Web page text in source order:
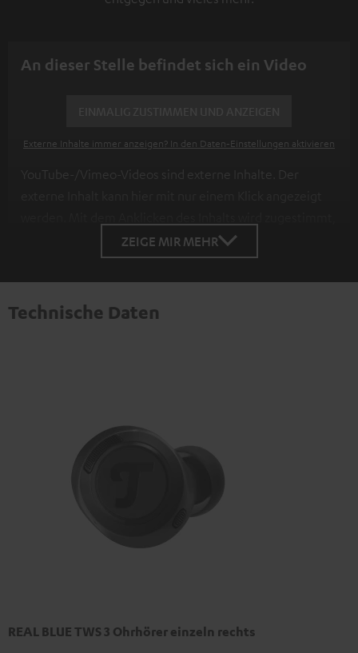
An dieser Stelle befindet sich ein Video
Externe Inhalte immer anzeigen? In den Daten‑Einstellungen aktivieren
YouTube-/Vimeo-Videos sind externe Inhalte. Der
dass externe Inhalte angezeigt werden. Dabei können
personenbezogene Daten an Drittplattformen
übermittelt werden.Weitere Informationen sind in der
Datenschutzerklärung unter I zu finden
ZEIGE MIR MEHR
Technische Daten
REAL BLUE TWS 3 Ohrhörer einzeln rechts